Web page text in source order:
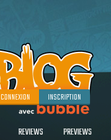
CONNEXION INSCRIPTION
REVIEWS PREVIEWS